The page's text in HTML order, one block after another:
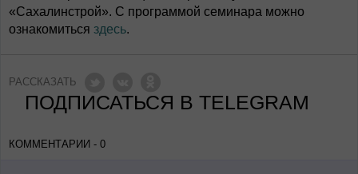
«Сахалинстрой». С программой семинара можно
ознакомиться здесь.
РАССКАЗАТЬ
ПОДПИСАТЬСЯ В TELEGRAM
КОММЕНТАРИИ - 0